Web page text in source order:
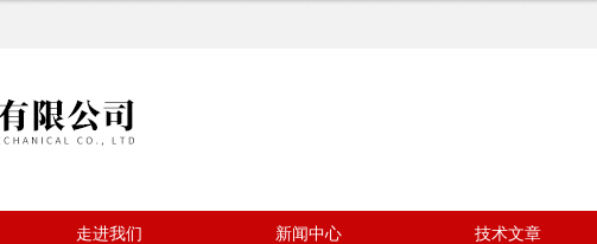
走进我们 新闻中心 技术文章